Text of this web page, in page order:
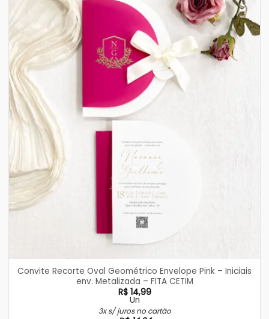
Convite Recorte Oval Geométrico Envelope Pink – Iniciais
env. Metalizada – FITA CETIM
R$14,99
Un
3x s/ juros no cartão